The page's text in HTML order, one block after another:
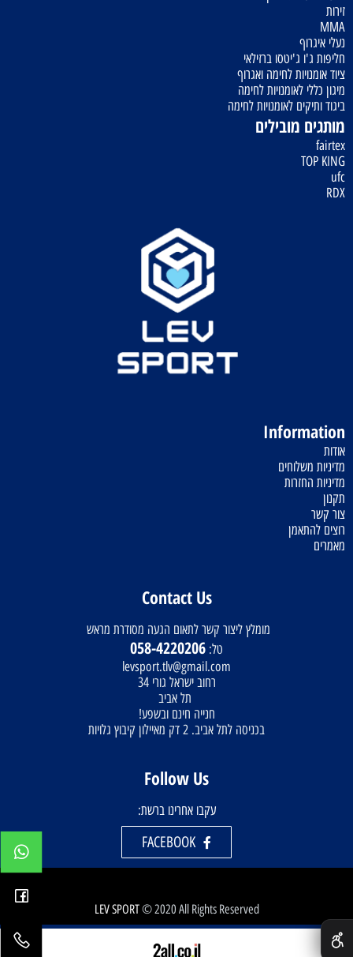
זירות
MMA
נעלי איגרוף
חליפות ג'ו ג'יטסו ברזילאי
ציוד אומנויות לחימה ואגרוף
מיגון כללי לאומנויות לחימה
ביגוד ותיקים לאומנויות לחימה
מותגים מובילים
fairtex
TOP KING
ufc
RDX
Information
אודות
מדיניות משלוחים
מדיניות החזרות
תקנון
צור קשר
רוצים להתאמן
מאמרים
Contact Us
מומלץ ליצור קשר לתאום הגעה מסודרת מראש
טל: 058-4220206
levsport.tlv@gmail.com
רחוב ישראל גורי 34
תל אביב
חנייה חינם ובשפע!
בכניסה לתל אביב. 2 דק מאיילון קיבוץ גלויות
Follow Us
עקבו אחרינו ברשת:
FACEBOOK
LEV SPORT© 2020 All Rights Reserved